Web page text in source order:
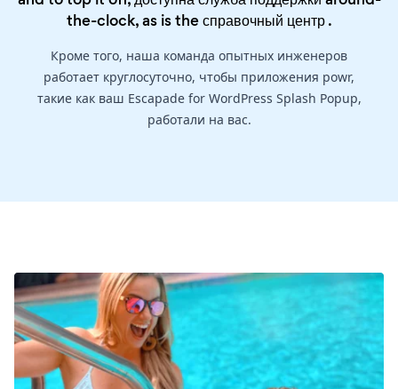
the-clock, as is theсправочный центр.
Кроме того, наша команда опытных инженеров
работает круглосуточно, чтобы приложения powr,
такие как ваш Escapade for WordPress Splash Popup,
работали на вас.